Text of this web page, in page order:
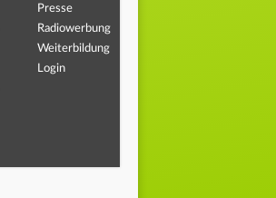
Presse
Radiowerbung
Weiterbildung
Login